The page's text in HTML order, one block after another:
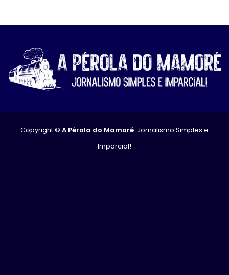
Copyright © A Pérola do Mamoré. Jornalismo Simples e
Imparcial!